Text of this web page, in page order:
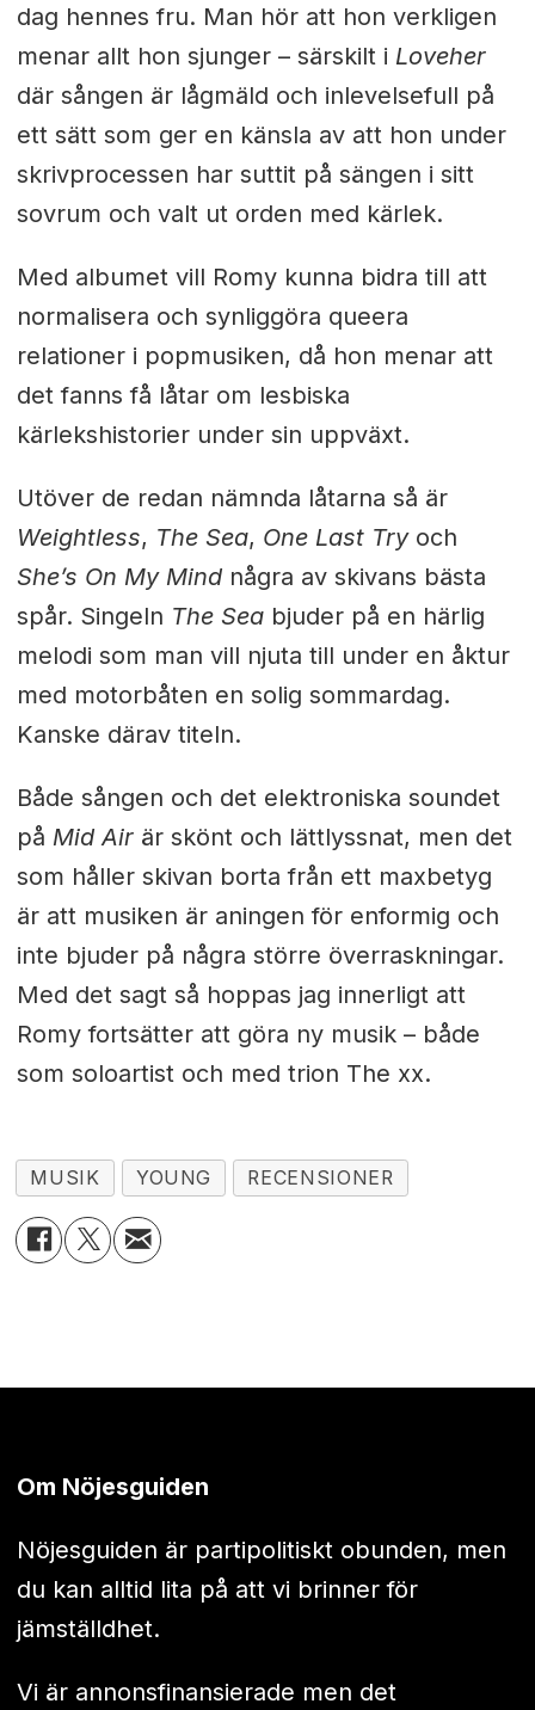
dag hennes fru. Man hör att hon verkligen
menar allt hon sjunger – särskilt i Loveher
där sången är lågmäld och inlevelsefull på
ett sätt som ger en känsla av att hon under
skrivprocessen har suttit på sängen i sitt
sovrum och valt ut orden med kärlek.
Med albumet vill Romy kunna bidra till att
normalisera och synliggöra queera
relationer i popmusiken, då hon menar att
det fanns få låtar om lesbiska
kärlekshistorier under sin uppväxt.
Utöver de redan nämnda låtarna så är
Weightless, The Sea, One Last Tryoch
She’s On My Mind några av skivans bästa
spår. Singeln The Seabjuder på en härlig
melodi som man vill njuta till under en åktur
med motorbåten en solig sommardag.
Kanske därav titeln.
Både sången och det elektroniska soundet
på Mid Airär skönt och lättlyssnat, men det
som håller skivan borta från ett maxbetyg
är att musiken är aningen för enformig och
inte bjuder på några större överraskningar.
Med det sagt så hoppas jag innerligt att
Romy fortsätter att göra ny musik – både
som soloartist och med trion The xx.
MUSIK YOUNG RECENSIONER
Om Nöjesguiden
Nöjesguiden är partipolitiskt obunden, men
du kan alltid lita på att vi brinner för
jämställdhet.
Vi är annonsfinansierade men det